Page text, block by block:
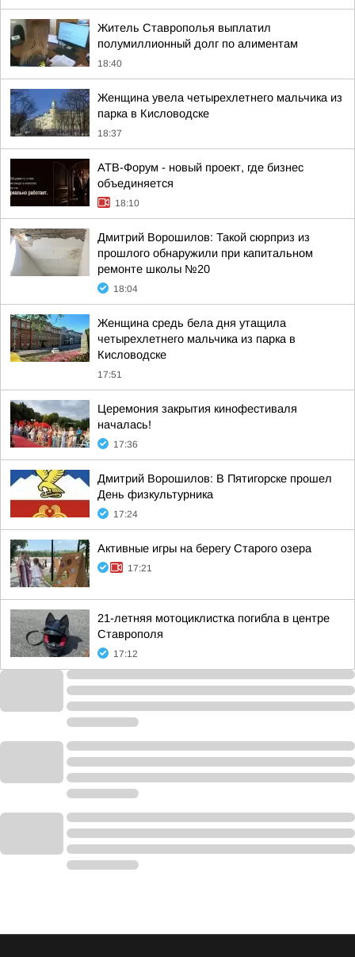
Житель Ставрополья выплатил
полумиллионный долг по алиментам
18:40
Женщина увела четырехлетнего мальчика из
парка в Кисловодске
18:37
АТВ-Форум - новый проект, где бизнес
объединяется
18:10
Дмитрий Ворошилов: Такой сюрприз из
прошлого обнаружили при капитальном
ремонте школы №20
18:04
Женщина средь бела дня утащила
четырехлетнего мальчика из парка в
Кисловодске
17:51
Церемония закрытия кинофестиваля
началась!
17:36
Дмитрий Ворошилов: В Пятигорске прошел
День физкультурника
17:24
Активные игры на берегу Старого озера
17:21
21-летняя мотоциклистка погибла в центре
Ставрополя
17:12